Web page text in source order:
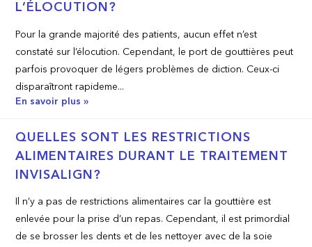
L’ÉLOCUTION?
Pour la grande majorité des patients, aucun effet n’est
constaté sur l’élocution. Cependant, le port de gouttières peut
parfois provoquer de légers problèmes de diction. Ceux-ci
disparaîtront rapideme...
En savoir plus »
QUELLES SONT LES RESTRICTIONS
ALIMENTAIRES DURANT LE TRAITEMENT
INVISALIGN?
Il n’y a pas de restrictions alimentaires car la gouttière est
enlevée pour la prise d’un repas. Cependant, il est primordial
de se brosser les dents et de les nettoyer avec de la soie